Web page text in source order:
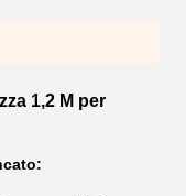
1,2 M per